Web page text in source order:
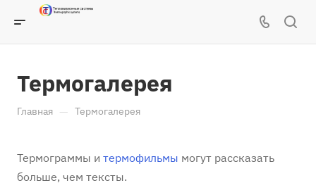
Термогалерея
Главная — Термогалерея
Термограммы и термофильмы могут рассказать
больше, чем тексты.